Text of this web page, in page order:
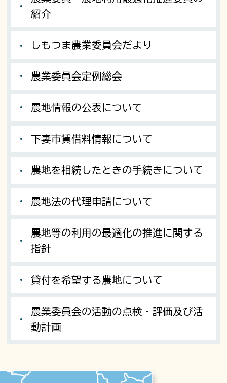
紹介
しもつま農業委員会だより
農業委員会定例総会
農地情報の公表について
下妻市賃借料情報について
農地を相続したときの手続きについて
農地法の代理申請について
農地等の利用の最適化の推進に関する
指針
貸付を希望する農地について
農業委員会の活動の点検・評価及び活
動計画